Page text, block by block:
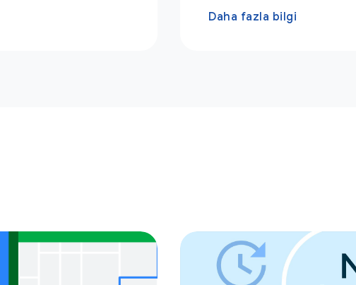
Daha fazla bilgi